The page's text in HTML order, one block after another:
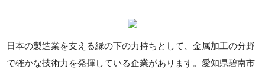
日本の製造業を支える縁の下の力持ちとして、金属加工の分野
で確かな技術力を発揮している企業があります。愛知県碧南市